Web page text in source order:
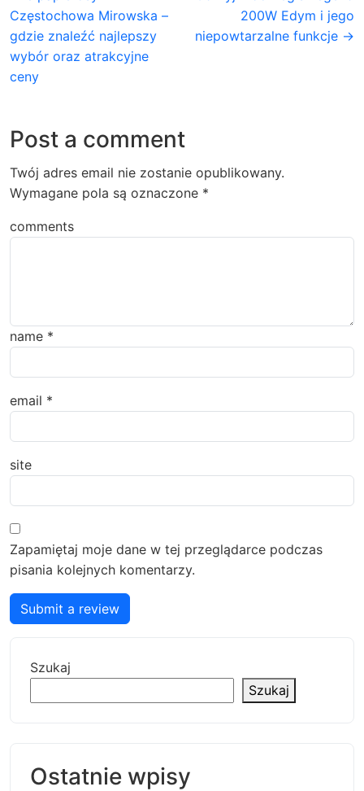
Częstochowa Mirowska –
gdzie znaleźć najlepszy
wybór oraz atrakcyjne
ceny
200W Edym i jego
niepowtarzalne funkcje →
Post a comment
Twój adres email nie zostanie opublikowany.
Wymagane pola są oznaczone *
comments
name *
email *
site
Zapamiętaj moje dane w tej przeglądarce podczas
pisania kolejnych komentarzy.
Submit a review
Szukaj
Szukaj
Ostatnie wpisy